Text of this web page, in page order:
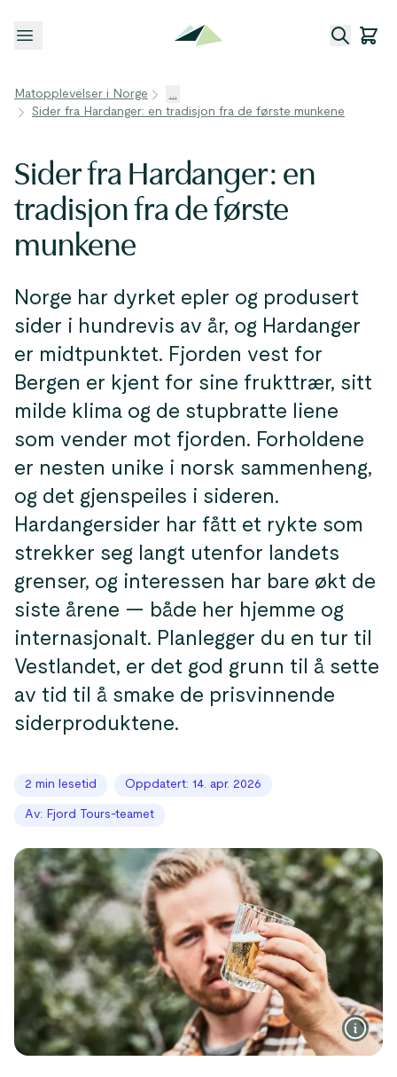
Åpne meny
Matopplevelser i Norge
...
Sider fra Hardanger: en tradisjon fra de første munkene
Sider fra Hardanger: en
tradisjon fra de første
munkene
Norge har dyrket epler og produsert
sider i hundrevis av år, og Hardanger
er midtpunktet. Fjorden vest for
Bergen er kjent for sine frukttrær, sitt
milde klima og de stupbratte liene
som vender mot fjorden. Forholdene
er nesten unike i norsk sammenheng,
og det gjenspeiles i sideren.
Hardangersider har fått et rykte som
strekker seg langt utenfor landets
grenser, og interessen har bare økt de
siste årene — både her hjemme og
internasjonalt. Planlegger du en tur til
Vestlandet, er det god grunn til å sette
av tid til å smake de prisvinnende
siderproduktene.
2 min lesetid Oppdatert: 14. apr. 2026
Av: Fjord Tours-teamet